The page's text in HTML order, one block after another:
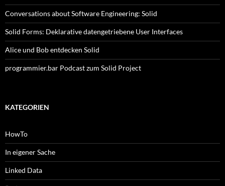
Conversations about Software Engineering: Solid
Solid Forms: Deklarative datengetriebene User Interfaces
Alice und Bob entdecken Solid
programmier.bar Podcast zum Solid Project
KATEGORIEN
HowTo
In eigener Sache
Linked Data